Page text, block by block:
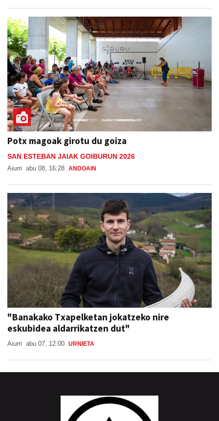
Potx magoak girotu du goiza
SAN ESTEBAN JAIAK GOIBURUN 2026
Aiurri abu 08, 16:28 ANDOAIN
"Banakako Txapelketan jokatzeko nire
eskubidea aldarrikatzen dut"
Aiurri abu 07, 12:00 URNIETA